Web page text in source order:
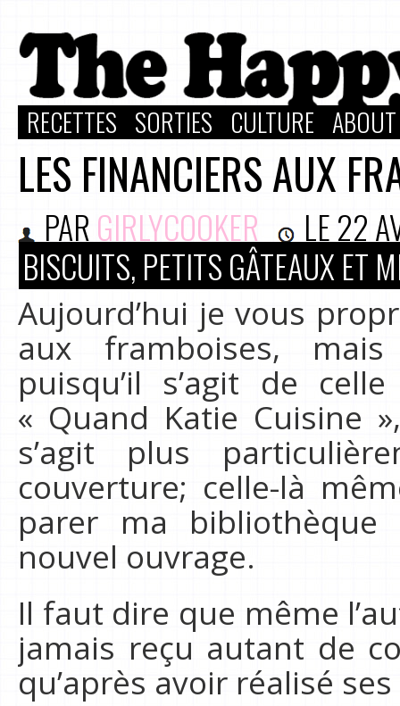
RECETTES SORTIES CULTURE
LES FINANCIERS AUX
PAR GIRLYCOOKER LE22
BISCUITS, PETITS GÂTEAUX ET
Aujourd’hui je vous
aux framboises,
puisqu’il s’agit de
« Quand Katie Cuisine
s’agit plus
couverture; celle-là
parer ma
nouvel ouvrage.
Il faut dire que même
jamais reçu autant de
qu’après avoir réalisé